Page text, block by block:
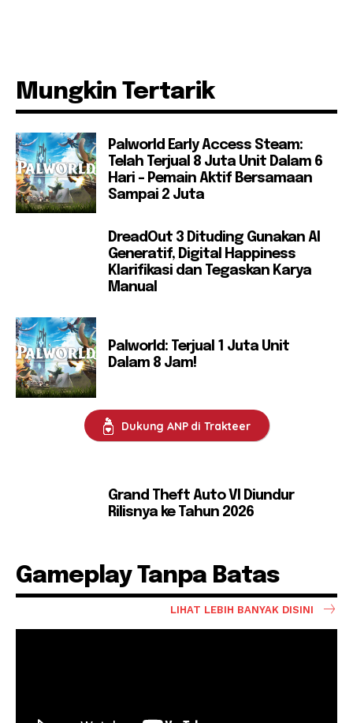
Mungkin Tertarik
Palworld Early Access Steam:
Telah Terjual 8 Juta Unit Dalam 6
Hari – Pemain Aktif Bersamaan
Sampai 2 Juta
DreadOut 3 Dituding Gunakan AI
Generatif, Digital Happiness
Klarifikasi dan Tegaskan Karya
Manual
Palworld: Terjual 1 Juta Unit
Dalam 8 Jam!
Dukung ANP di Trakteer
Grand Theft Auto VI Diundur
Rilisnya ke Tahun 2026
Gameplay Tanpa Batas
LIHAT LEBIH BANYAK DISINI